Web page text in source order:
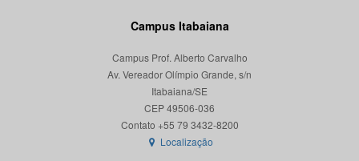
Campus Itabaiana
Campus Prof. Alberto Carvalho
Av. Vereador Olímpio Grande, s/n
Itabaiana/SE
CEP 49506-036
Localização